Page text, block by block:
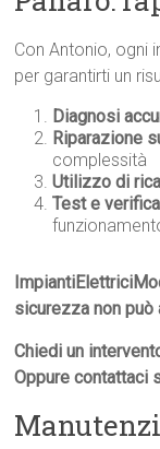
Con Antonio, ogni
per garantirti un
Diagnosi
Riparazione
complessità
Utilizzo di
Test e
sicurezza non può
Chiedi un
Oppure contattaci